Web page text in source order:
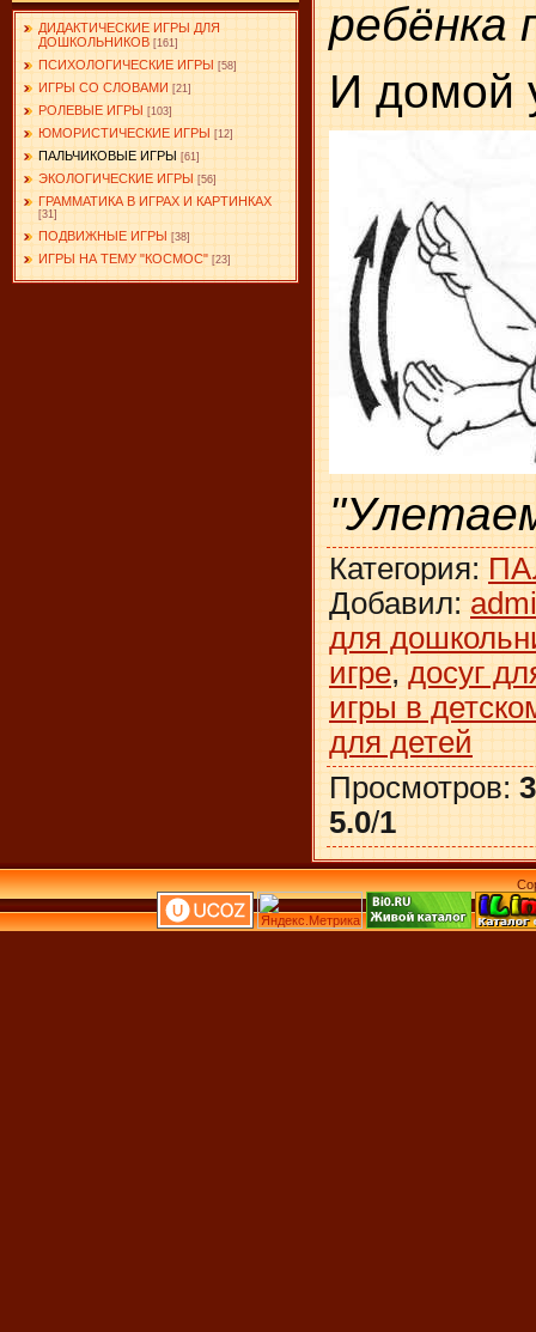
ДИДАКТИЧЕСКИЕ ИГРЫ ДЛЯ
ДОШКОЛЬНИКОВ [161]
ПСИХОЛОГИЧЕСКИЕ ИГРЫ [58]
ИГРЫ СО СЛОВАМИ [21]
РОЛЕВЫЕ ИГРЫ [103]
ЮМОРИСТИЧЕСКИЕ ИГРЫ [12]
ПАЛЬЧИКОВЫЕ ИГРЫ [61]
ЭКОЛОГИЧЕСКИЕ ИГРЫ [56]
ГРАММАТИКА В ИГРАХ И КАРТИНКАХ
[31]
ПОДВИЖНЫЕ ИГРЫ [38]
ИГРЫ НА ТЕМУ "КОСМОС" [23]
ребёнка
И домой
Категория:
Добавил:
для
игре, досуг
игры в
для детей
Просмотров:
5.0/1